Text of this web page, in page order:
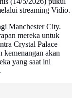
streaming Vidio.
Manchester City.
mereka untuk
Crystal Palace
kemenangan akan
yang saat ini